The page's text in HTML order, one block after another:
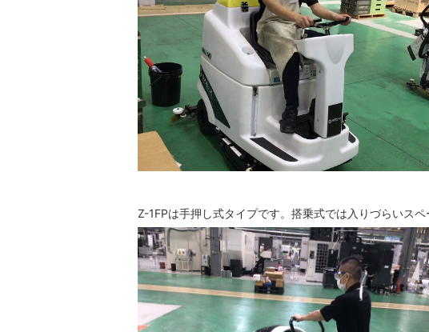
Z-1FPは手押し式タイプです。搭乗式では入りづらいスペ